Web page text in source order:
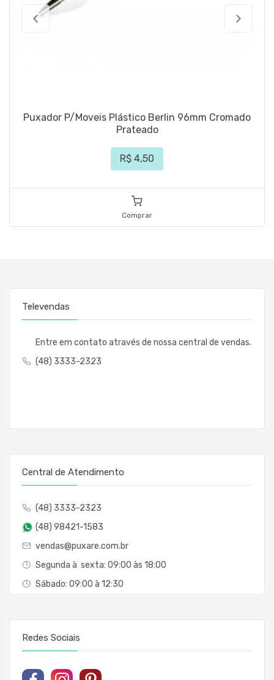
Puxador P/Moveis Plástico Berlin 96mm Cromado
Prateado
R$ 4,50
Comprar
Televendas
Entre em contato através de nossa central de vendas.
(48) 3333-2323
Central de Atendimento
(48) 3333-2323
(48) 98421-1583
vendas@puxare.com.br
Segunda à sexta: 09:00 às 18:00
Sábado: 09:00 à 12:30
Redes Sociais